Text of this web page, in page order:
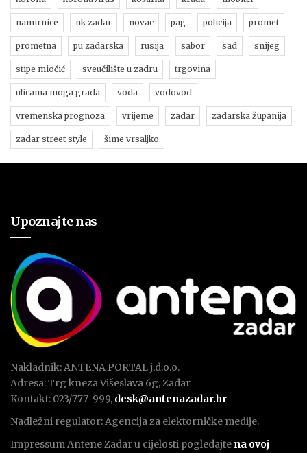
namirnice nk zadar novac pag policija promet
prometna pu zadarska rusija sabor sad snijeg
stipe miočić sveučilište u zadru trgovina
ulicama moga grada voda vodovod
vremenska prognoza vrijeme zadar zadarska županija
zadar street style šime vrsaljko
Upoznajte nas
Nakladnik: ANTENA PORTAL j.d.o.o.
Adresa: Trg kneza Višeslava 6g, Zadar
Kontakt: 023/777-999, desk@antenazadar.hr
Nadležni regulator: Agencija za elektorničke medije.
Impressum Antene Zadar u cijelosti pogledajte na ovoj